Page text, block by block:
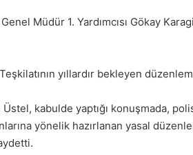
Müdür 1. Yardımcısı Gökay
yıllardır bekleyen
Üstel, kabulde yaptığı konuşmada,
yönelik hazırlanan yasal